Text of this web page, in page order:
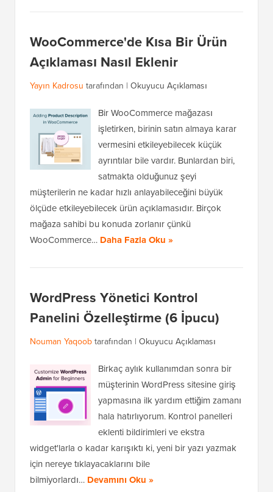
WooCommerce'de Kısa Bir Ürün
Açıklaması Nasıl Eklenir
Yayın Kadrosu tarafından | Okuyucu Açıklaması
Bir WooCommerce mağazası
işletirken, birinin satın almaya karar
vermesini etkileyebilecek küçük
ayrıntılar bile vardır. Bunlardan biri,
satmakta olduğunuz şeyi
müşterilerin ne kadar hızlı anlayabileceğini büyük
ölçüde etkileyebilecek ürün açıklamasıdır. Birçok
mağaza sahibi bu konuda zorlanır çünkü
WooCommerce… Daha Fazla Oku »
WordPress Yönetici Kontrol
Panelini Özelleştirme (6 İpucu)
Nouman Yaqoobtarafından | Okuyucu Açıklaması
Birkaç aylık kullanımdan sonra bir
müşterinin WordPress sitesine giriş
yapmasına ilk yardım ettiğim zamanı
hala hatırlıyorum. Kontrol panelleri
eklenti bildirimleri ve ekstra
widget'larla o kadar karışıktı ki, yeni bir yazı yazmak
için nereye tıklayacaklarını bile
bilmiyorlardı… Devamını Oku »